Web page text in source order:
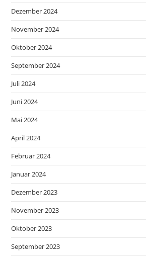
Dezember 2024
November 2024
Oktober 2024
September 2024
Juli 2024
Juni 2024
Mai 2024
April 2024
Februar 2024
Januar 2024
Dezember 2023
November 2023
Oktober 2023
September 2023